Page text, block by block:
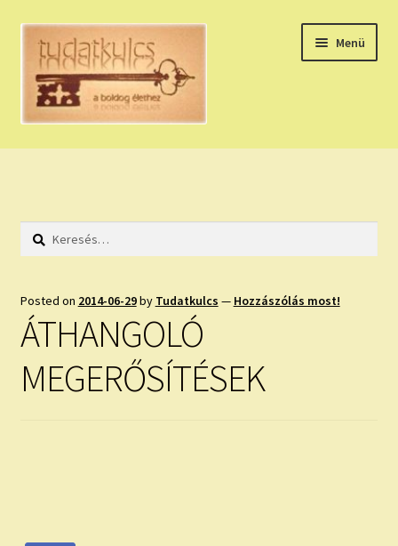
Ugrás
navigációhoz
Kilépés
tartalomba
Menü
HÚZZ EGY KÁRTYÁT!
HOLDNAPTÁR
NAPI ASZTROLÓGIA
KÉRJ EGY MEGERŐSÍTÉST!
Keresés:
Posted on 2014-06-29by Tudatkulcs — Hozzászólás most!
ÁTHANGOLÓ
MEGERŐSÍTÉSEK